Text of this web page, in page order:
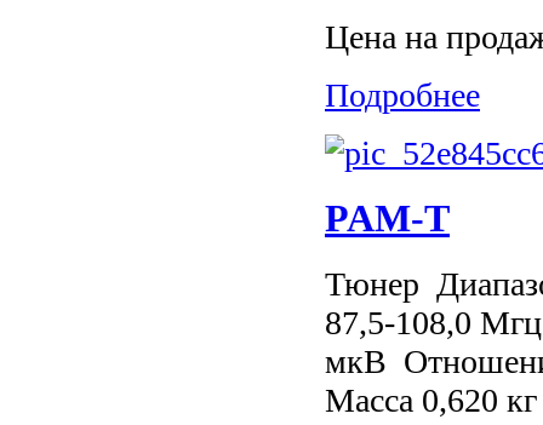
Цена на
Подробнее
PAM-Т
Тюнер
87,5-108,0
мкВ
Масса 0,620 кг